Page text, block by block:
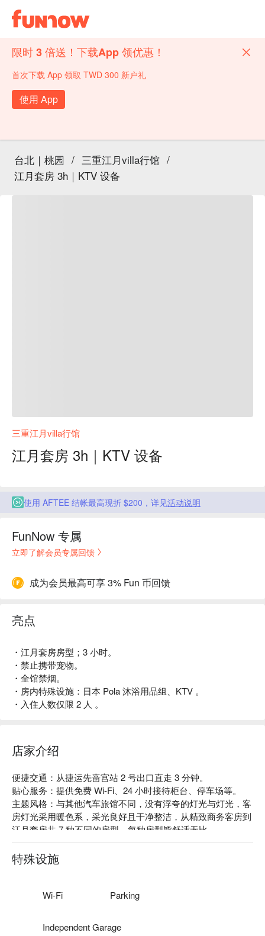
限时 3 倍送！下载App 领优惠！
首次下载 App 领取 TWD 300 新户礼
使用 App
台北｜桃园 / 三重江月villa行馆 /
江月套房 3h｜KTV 设备
三重江月villa行馆
江月套房 3h｜KTV 设备
使用 AFTEE 结帐最高现折 $200，详见活动说明
FunNow 专属
立即了解会员专属回馈
成为会员最高可享 3% Fun 币回馈
亮点
・江月套房房型；3 小时。
・禁止携带宠物。
・全馆禁烟。
・房内特殊设施：日本 Pola 沐浴用品组、KTV 。
・入住人数仅限 2 人 。
店家介绍
便捷交通：从捷运先啬宫站 2 号出口直走 3 分钟。
贴心服务：提供免费 Wi-Fi、24 小时接待柜台、停车场等。
主题风格：与其他汽车旅馆不同，没有浮夸的灯光与灯光，客
房灯光采用暖色系，采光良好且干净整洁，从精致商务客房到
江月套房共 7 种不同的房型，每种房型皆舒适无比。
特殊设施
Wi-Fi Parking
Independent Garage